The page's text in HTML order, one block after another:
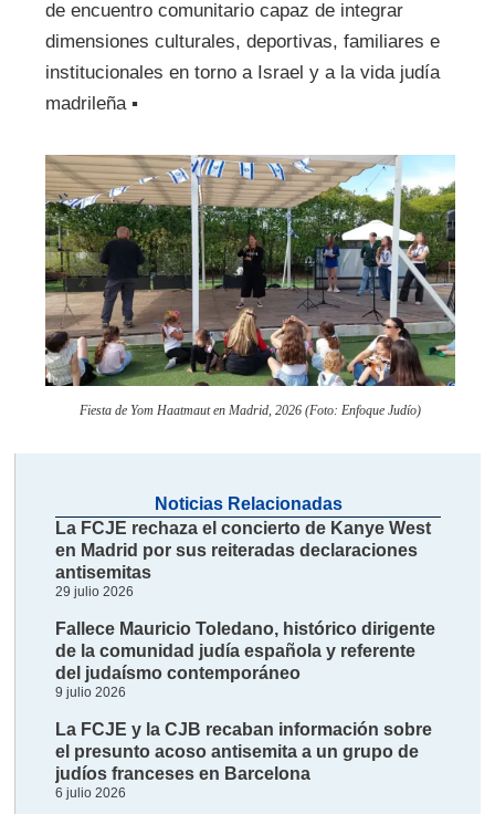
de encuentro comunitario capaz de integrar
dimensiones culturales, deportivas, familiares e
institucionales en torno a Israel y a la vida judía
madrileña ▪
Fiesta de Yom Haatmaut en Madrid, 2026 (Foto: Enfoque Judío)
Noticias Relacionadas
La FCJE rechaza el concierto de Kanye West
en Madrid por sus reiteradas declaraciones
antisemitas
29 julio 2026
Fallece Mauricio Toledano, histórico dirigente
de la comunidad judía española y referente
del judaísmo contemporáneo
9 julio 2026
La FCJE y la CJB recaban información sobre
el presunto acoso antisemita a un grupo de
judíos franceses en Barcelona
6 julio 2026